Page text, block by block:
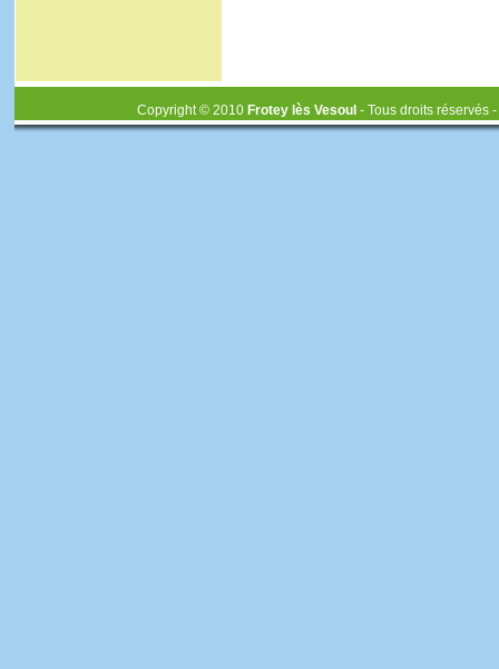
Copyright © 2010 Frotey lès Vesoul - Tous droits réservés